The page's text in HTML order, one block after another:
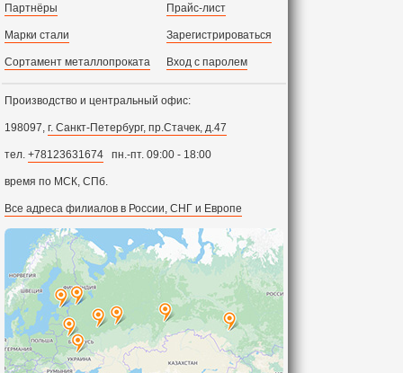
Партнёры
Марки стали
Сортамент металлопроката
Прайс-лист
Зарегистрироваться
Вход с паролем
Производство и центральный офис:
198097, г. Санкт-Петербург, пр.Стачек, д.47
тел. +78123631674 пн.-пт. 09:00 - 18:00
время по МСК, СПб.
Все адреса филиалов в России, СНГ и Европе